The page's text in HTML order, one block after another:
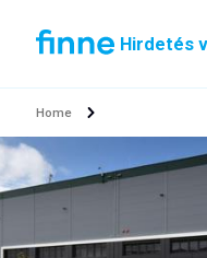
Hirdetés
Home